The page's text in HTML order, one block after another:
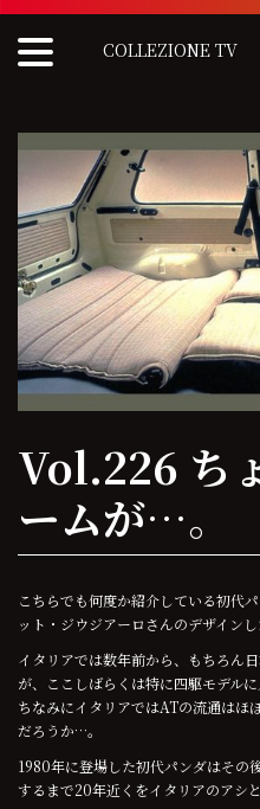
Skip
content
COLLEZIONE TV
Vol.226 ち
ームが…。
こちらでも何度か紹介している初代
ット・ジウジアーロさんのデザイン
イタリアでは数年前から、もちろん
が、ここしばらくは特に四駆モデル
ちなみにイタリアではATの流通はほ
だろうか…。
1980年に登場した初代パンダはその
するまで20年近くをイタリアのアシ